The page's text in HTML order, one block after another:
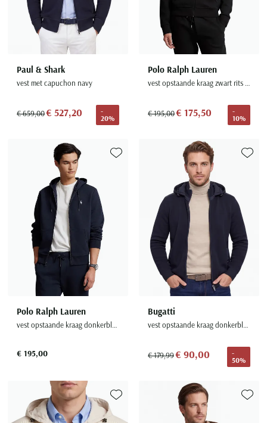
Paul & Shark
vest met capuchon navy
€ 659,00€ 527,20
-
20%
Polo Ralph Lauren
vest opstaande kraag zwart rits effen
€ 195,00€ 175,50
-
10%
Polo Ralph Lauren
vest opstaande kraag donkerblauw
€ 195,00
Toevoegen aan favorieten
Bugatti
vest opstaande kraag donkerblauw rits effen katoen
€ 179,99€ 90,00
-
50%
Toevoegen aan favorieten